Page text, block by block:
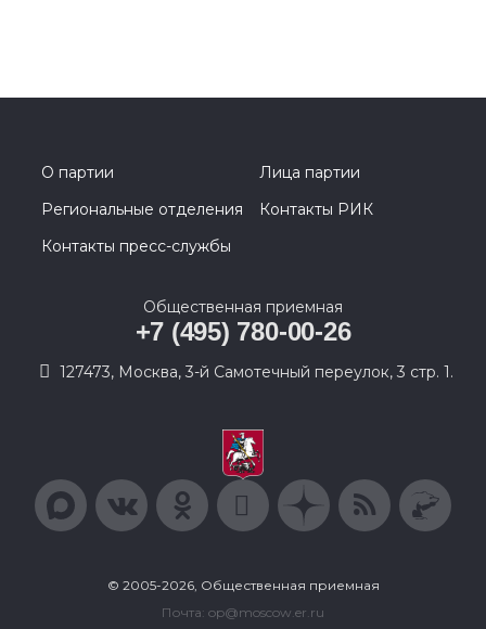
О партии
Лица партии
Региональные отделения
Контакты РИК
Контакты пресс-службы
Общественная приемная
+7 (495) 780-00-26
127473, Москва, 3-й Самотечный переулок, 3 стр. 1.
© 2005-2026, Общественная приемная
Почта: op@moscow.er.ru